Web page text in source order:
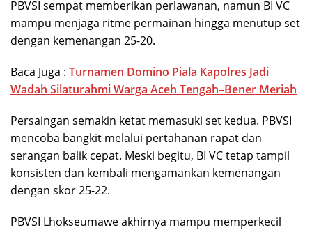
PBVSI sempat memberikan perlawanan, namun BI VC
mampu menjaga ritme permainan hingga menutup set
dengan kemenangan 25-20.
Baca Juga : Turnamen Domino Piala Kapolres Jadi
Wadah Silaturahmi Warga Aceh Tengah–Bener Meriah
Persaingan semakin ketat memasuki set kedua. PBVSI
mencoba bangkit melalui pertahanan rapat dan
serangan balik cepat. Meski begitu, BI VC tetap tampil
konsisten dan kembali mengamankan kemenangan
dengan skor 25-22.
PBVSI Lhokseumawe akhirnya mampu memperkecil